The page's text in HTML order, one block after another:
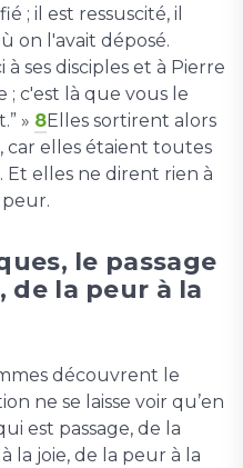
; il est ressuscité, il
on l'avait déposé.
ses disciples et à Pierre
; c'est là que vous le
» 8Elles sortirent alors
elles étaient toutes
elles ne dirent rien à
le passage
de la peur à la
découvrent le
ne se laisse voir qu’en
est passage, de la
la joie, de la peur à la